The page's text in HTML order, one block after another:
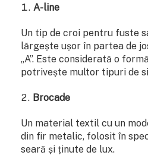
A-line
Un tip de croi pentru fuste
lărgește ușor în partea de
„A”. Este considerată o
potrivește multor tipuri de
Brocade
Un material textil cu un
din fir metalic, folosit în
seară și ținute de lux.